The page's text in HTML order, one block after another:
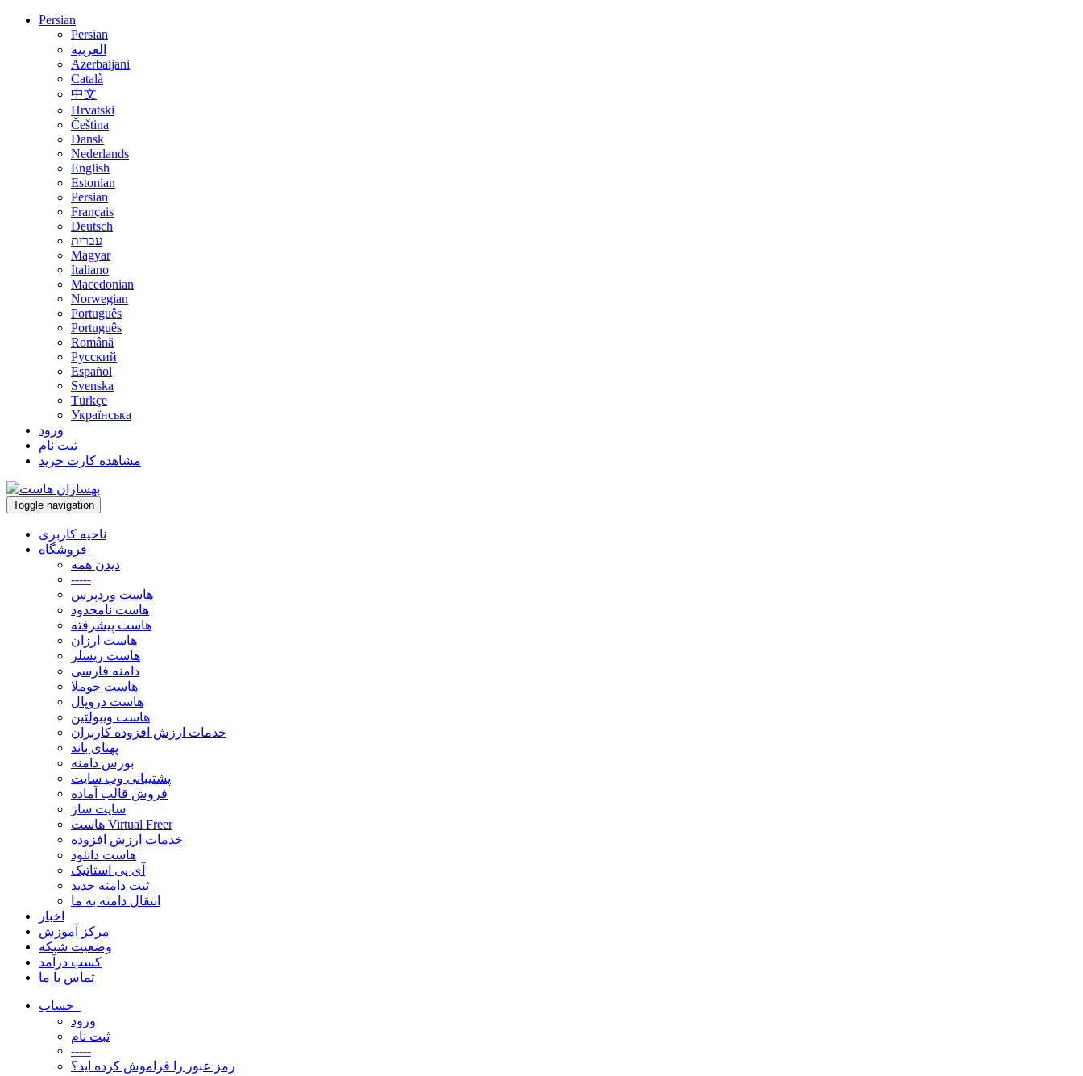
Persian
Persian
العربية
Azerbaijani
Català
中文
Hrvatski
Čeština
Dansk
Nederlands
English
Estonian
Persian
Français
Deutsch
עברית
Magyar
Italiano
Macedonian
Norwegian
Português
Português
Română
Русский
Español
Svenska
Türkçe
Українська
ورود
ثبت نام
مشاهده کارت خرید
Toggle navigation
ناحیه کاربری
دیدن همه
-----
هاست وردپرس
هاست نامحدود
هاست پیشرفته
هاست ارزان
هاست ریسلر
دامنه فارسی
هاست جوملا
هاست دروپال
هاست ویبولتین
خدمات ارزش افزوده کاربران
پهنای باند
بورس دامنه
پشتیبانی وب سایت
فروش قالب آماده
سایت ساز
هاست Virtual Freer
خدمات ارزش افزوده
هاست دانلود
آی پی استاتیک
ثبت دامنه جدید
انتقال دامنه به ما
اخبار
مرکز آموزش
وضعیت شبکه
کسب درآمد
تماس با ما
ورود
ثبت نام
-----
رمز عبور را فراموش کرده اید؟